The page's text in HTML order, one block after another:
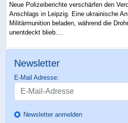
Neue Polizeiberichte verschärfen den
Anschlags in Leipzig. Eine ukrainische
Militärmunition beladen, während die
unentdeckt blieb....
Newsletter
E-Mail Adresse:
Newsletter anmelden